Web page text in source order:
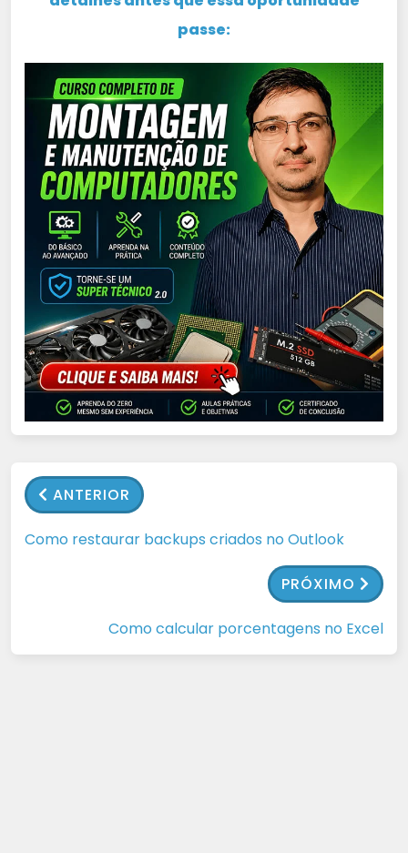
passe:
ANTERIOR
Como restaurar backups criados no Outlook
PRÓXIMO
Como calcular porcentagens no Excel